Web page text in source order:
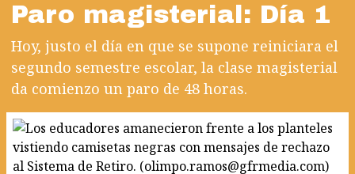
Paro magisterial: Día 1
Hoy, justo el día en que se supone reiniciara el
segundo semestre escolar, la clase magisterial
da comienzo un paro de 48 horas.